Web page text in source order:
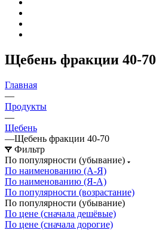
Щебень фракции 40-70
Главная
—
Продукты
—
Щебень
—Щебень фракции 40-70
Фильтр
По популярности (убывание)
По наименованию (А-Я)
По наименованию (Я-А)
По популярности (возрастание)
По популярности (убывание)
По цене (сначала дешёвые)
По цене (сначала дорогие)